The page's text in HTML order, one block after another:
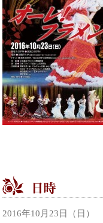
2016年10月23日（日）